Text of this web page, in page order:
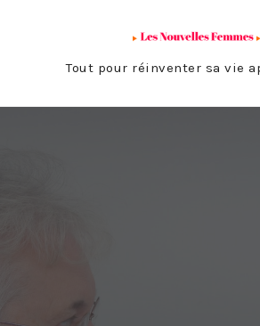
Tout pour réinventer sa vie